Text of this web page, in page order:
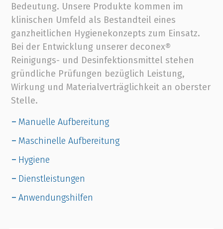
Bedeutung. Unsere Produkte kommen im
klinischen Umfeld als Bestandteil eines
ganzheitlichen Hygienekonzepts zum Einsatz.
Bei der Entwicklung unserer deconex®
Reinigungs- und Desinfektionsmittel stehen
gründliche Prüfungen bezüglich Leistung,
Wirkung und Materialverträglichkeit an oberster
Stelle.
Manuelle Aufbereitung
Maschinelle Aufbereitung
Hygiene
Dienstleistungen
Anwendungshilfen